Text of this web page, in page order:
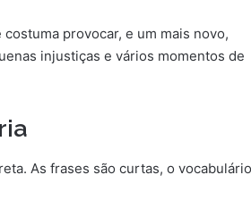
provocar, e um mais novo,
injustiças e vários momentos de
As frases são curtas, o vocabulário